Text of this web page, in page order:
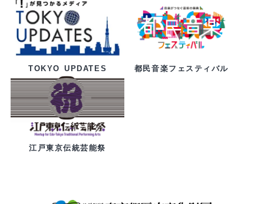
TOKYO UPDATES 都民音楽フェスティバル
江戸東京伝統芸能祭